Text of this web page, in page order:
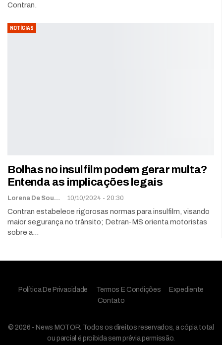
Contran.
NOTÍCIAS
Bolhas no insulfilm podem gerar multa?
Entenda as implicações legais
Lorena De Sousa 10/10/2024 - 20:30
Contran estabelece rigorosas normas para insulfilm, visando
maior segurança no trânsito; Detran-MS orienta motoristas
sobre a…
Política De Privacidade Termos E Condições
Expediente
Contato
© 2026 - News MOTOR. Todos os direitos reservados, a cópia total
ou parcial é proibida sem prévia permissão.